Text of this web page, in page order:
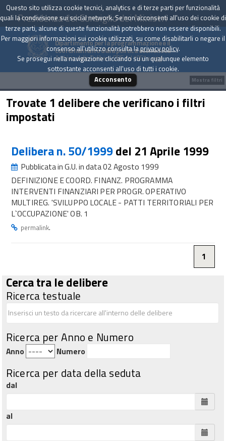
Presidenza del Consiglio dei Ministri
Dipartimento per la programmazione e il
coordinamento della politica economica
Archivio delle Delibere CIPE dal 1967 a oggi
Trovate 1 delibere che verificano i filtri
impostati
Delibera n. 50/1999del 21 Aprile 1999
Pubblicata in G.U. in data 02 Agosto 1999
DEFINIZIONE E COORD. FINANZ. PROGRAMMA
INTERVENTI FINANZIARI PER PROGR. OPERATIVO
MULTIREG. 'SVILUPPO LOCALE - PATTI TERRITORIALI PER
L`OCCUPAZIONE' OB. 1
permalink.
1
Cerca tra le delibere
Ricerca testuale
Ricerca per Anno e Numero
Anno Numero
Ricerca per data della seduta
dal
al
Mostra filtri
Questo sito utilizza cookie tecnici, analytics e di terze parti per funzionalità
quali la condivisione sui social network. Se non acconsenti all'uso dei cookie di
terze parti, alcune di queste funzionalità potrebbero non essere disponibili.
Per maggiori informazioni sui cookie utilizzati, su come disabilitarli o negare il
consenso all'utilizzo consulta laprivacy policy.
Se prosegui nella navigazione cliccando su un qualunque elemento
sottostante acconsenti all'uso di tutti i cookie.
Acconsento